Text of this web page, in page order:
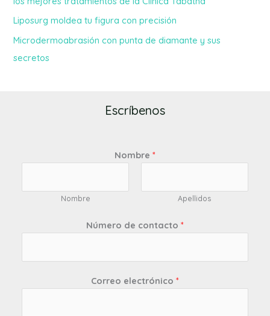
Liposurg moldea tu figura con precisión
Microdermoabrasión con punta de diamante y sus
secretos
Escríbenos
Nombre *
Nombre Apellidos
Número de contacto *
Correo electrónico *